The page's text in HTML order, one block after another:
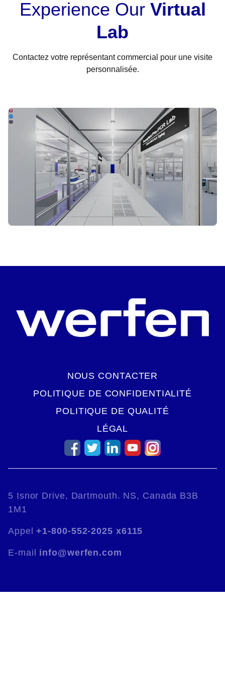
Experience Our Virtual
Lab
Contactez votre représentant commercial pour une visite
personnalisée.
NOUS CONTACTER
POLITIQUE DE CONFIDENTIALITÉ
POLITIQUE DE QUALITÉ
LÉGAL
5 Isnor Drive, Dartmouth. NS, Canada B3B
1M1
Appel+1-800-552-2025 x6115
E-mail info@werfen.com